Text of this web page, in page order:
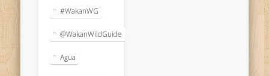
#WakanWG
@WakanWildGuide
Agua